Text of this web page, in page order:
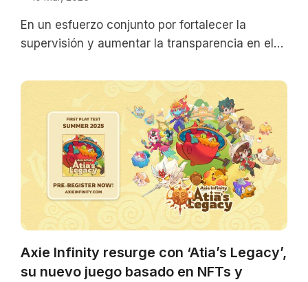
En un esfuerzo conjunto por fortalecer la
supervisión y aumentar la transparencia en el
Axie Infinity resurge con ‘Atia’s Legacy’,
su nuevo juego basado en NFTs y